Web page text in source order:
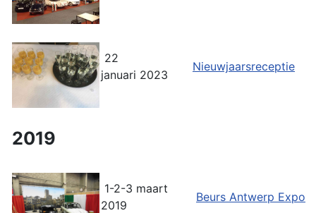
22
januari 2023
Nieuwjaarsreceptie
2019
1-2-3 maart
2019
Beurs Antwerp Expo